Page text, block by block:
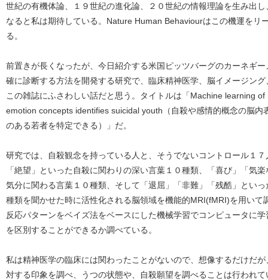
世紀の有機体論、１９世紀の進化論、２０世紀の情報理論を生み出
なると私は期待している。Nature Human Behaviourはこの機運をリ
る。
前置きが長くなったが、今日紹介する米国ピッツバーグのカーネギ
確に診断する方法を開発する研究で、臨床精神医学、脳イメージン
この雑誌にふさわしい話だと思う。タイトルは「Machine learning
emotion concepts identifies suicidal youth（自殺や感情的概念の脳内
のある若者を特定できる）」だ。
研究では、自殺観念を持っている人と、そうでないコントロール１
「絶望」といった自殺に関わりの深い言葉１０種類、「喜び」「気
気分に関わる言葉１０種類、そして「退屈」「非難」「残酷」とい
種類を聞かせた時に活性化される脳領域を機能的MRI(fMRI)を用いて
反応パターンをベイズ法をベースにした機械学習でコンピュータに
を区別することができるか調べている。
私は精神医学の臨床には関わったことがないので、想像するだけだ
対する印象を調べ、うつの状態や、自殺願望を調べることは行われ